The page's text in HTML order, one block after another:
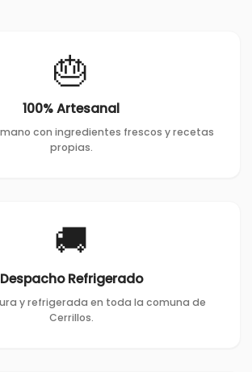
🎂
100% Artesanal
con ingredientes frescos y recetas
propias.
🚚
Despacho Refrigerado
y refrigerada en toda la comuna de
Cerrillos.